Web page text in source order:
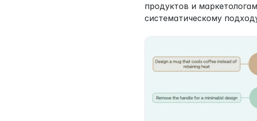
продуктов и
систематическому